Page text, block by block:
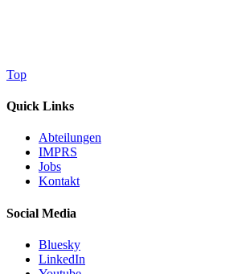
Top
Quick Links
Abteilungen
IMPRS
Jobs
Kontakt
Social Media
Bluesky
LinkedIn